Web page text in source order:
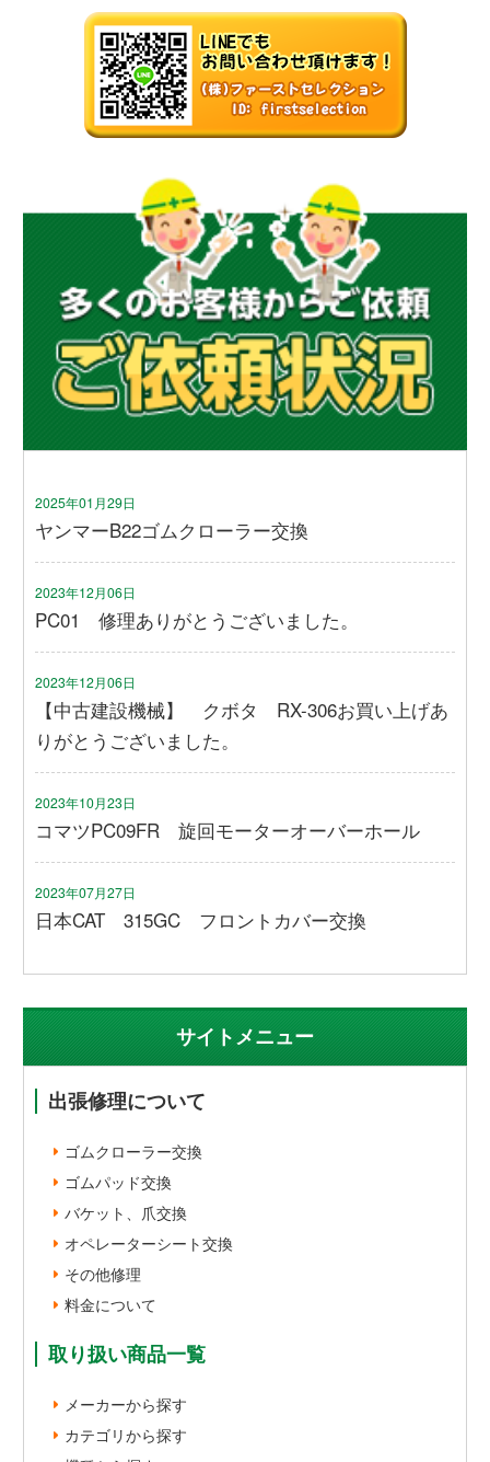
2025年01月29日
ヤンマーB22ゴムクローラー交換
2023年12月06日
PC01 修理ありがとうございました。
2023年12月06日
【中古建設機械】 クボタ RX-306お買い上げあ
りがとうございました。
2023年10月23日
コマツPC09FR 旋回モーターオーバーホール
2023年07月27日
日本CAT 315GC フロントカバー交換
サイトメニュー
出張修理について
ゴムクローラー交換
ゴムパッド交換
バケット、爪交換
オペレーターシート交換
その他修理
料金について
取り扱い商品一覧
メーカーから探す
カテゴリから探す